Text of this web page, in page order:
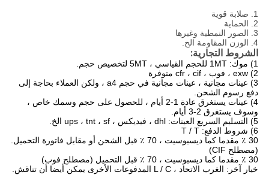
1. صلابة قوية
2. الحماية
3. الصور النمطية وغيرها
4. الوزن المقاومة الخ.
الشروط التجارية:
1) موك: 1MT للحجم القياسي ، 5MT لتخصيص حجم.
2) exw ، فوب ، cfr ، cif متوفرة
3) عينات مجانية ، عينات مجانية في حجم a4 ، ولكن العملاء بحاجة إلى
دفع رسوم الشحن.
4) عينات يستغرق عادة 1-2 أيام ، للحصول على حجم وسمك خاص ،
وسوف يستغرق 2-3 أيام.
5) التسليم السريع العينات: dhl ، فيديكس ، ups ، tnt ، sf الخ.
6) شروط الدفع: T / T
30 ٪ مقدما كما ديسبوسيت ، 70 ٪ قبل الشحن أو مقابل فاتورة التحميل.
(مصطلح CIF)
30 ٪ مقدما كما ديسبوسيت ، 70 ٪ قبل التحميل (مصطلح فوب)
خيار آخر: الغرب الاتحاد ، L / C المدفوعات الأخرى يمكن أيضا أن تناقش.